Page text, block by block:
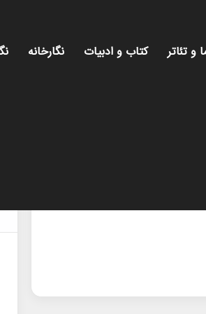
و تئاتر کتاب و ادبیات نگارخانه